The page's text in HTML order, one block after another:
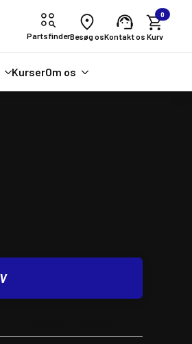
PartsfinderBesøg osKontakt os
0
KurserOm os